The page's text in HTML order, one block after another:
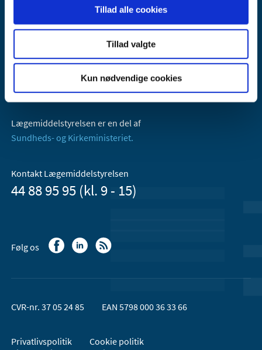
Tillad alle cookies
Tillad valgte
Kun nødvendige cookies
Axel Heides Gade 1
2300 København S
Email:dkma@dkma.dk
Lægemiddelstyrelsen er en del af
Sundheds- og Kirkeministeriet.
Kontakt Lægemiddelstyrelsen
44 88 95 95 (kl. 9 - 15)
Følg os
CVR-nr. 37 05 24 85 EAN 5798 000 36 33 66
Privatlivspolitik
Cookie politik